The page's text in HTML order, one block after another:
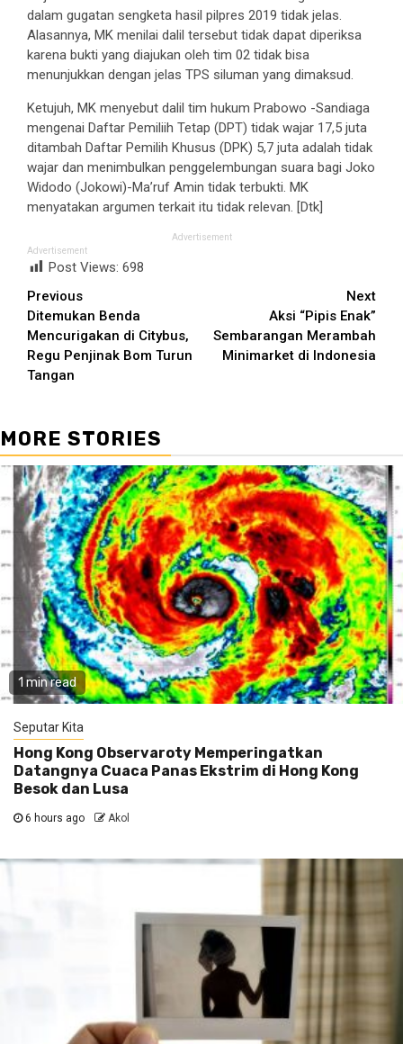
dalam gugatan sengketa hasil pilpres 2019 tidak jelas.
Alasannya, MK menilai dalil tersebut tidak dapat diperiksa
karena bukti yang diajukan oleh tim 02 tidak bisa
menunjukkan dengan jelas TPS siluman yang dimaksud.
Ketujuh, MK menyebut dalil tim hukum Prabowo -Sandiaga
mengenai Daftar Pemiliih Tetap (DPT) tidak wajar 17,5 juta
ditambah Daftar Pemilih Khusus (DPK) 5,7 juta adalah tidak
wajar dan menimbulkan penggelembungan suara bagi Joko
Widodo (Jokowi)-Ma’ruf Amin tidak terbukti. MK
menyatakan argumen terkait itu tidak relevan. [Dtk]
Advertisement
Advertisement
Post Views: 698
Continue
Reading
Previous
Ditemukan Benda
Mencurigakan di Citybus,
Regu Penjinak Bom Turun
Tangan
Next
Aksi “Pipis Enak”
Sembarangan Merambah
Minimarket di Indonesia
MORE STORIES
1 min read
Seputar Kita
Hong Kong Observaroty Memperingatkan
Datangnya Cuaca Panas Ekstrim di Hong Kong
Besok dan Lusa
6 hours ago Akol